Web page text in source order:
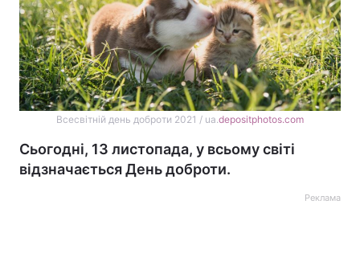
Всесвітній день доброти 2021 / ua.depositphotos.com
Сьогодні, 13 листопада, у всьому світі
відзначається День доброти.
Реклама